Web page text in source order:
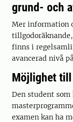
grund- och
Mer information
finns i
avancerad nivå
Möjlighet
Den student
examen kan ha